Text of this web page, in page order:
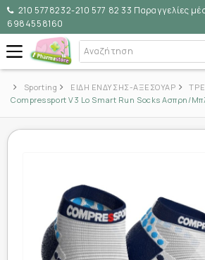
210 5778232-210 577 82 33 Παραγγελίες
6984558160
Sporting ΕΙΔΗ ΕΝΔΥΣΗΣ-ΑΞΕΣΟΥΑΡ
Compressport V3 Lo Smart Run Socks Ασπρη/